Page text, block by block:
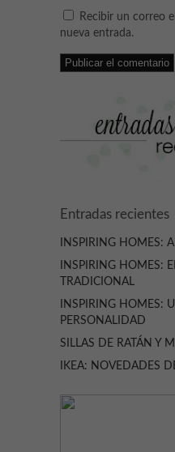
Recibir un correo
nueva entrada.
Entradas recientes
INSPIRING HOMES:
INSPIRING HOMES:
TRADICIONAL
INSPIRING HOMES:
PERSONALIDAD
SILLAS DE RATÁN Y
IKEA: NOVEDADES